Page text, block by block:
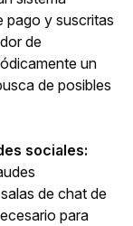
pago y suscritas
de
un
de posibles
sociales:
de chat de
para